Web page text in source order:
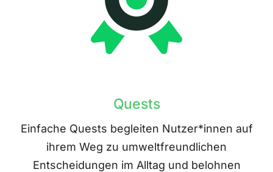
Quests
Einfache Quests begleiten Nutzer*innen auf
ihrem Weg zu umweltfreundlichen
Entscheidungen im Alltag und belohnen